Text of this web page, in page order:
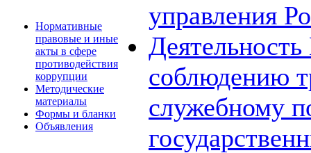
Нормативные
правовые и иные
акты в сфере
противодействия
коррупции
Методические
материалы
Формы и бланки
Объявления
управления
соблюдению
служебному